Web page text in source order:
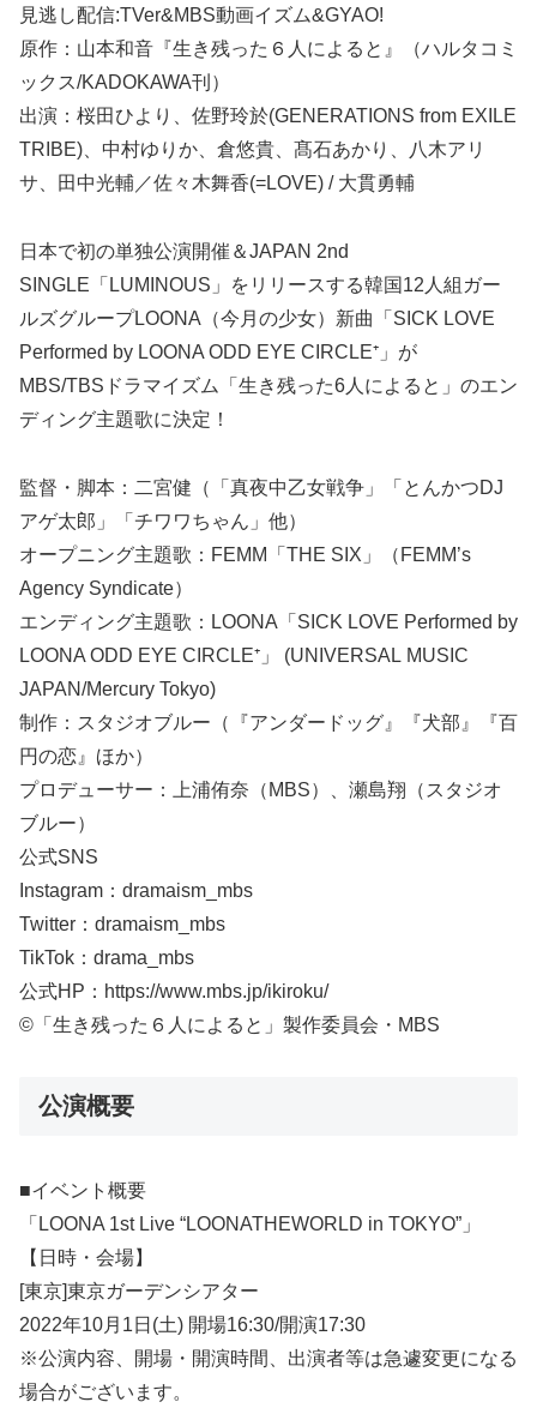
見逃し配信:TVer&MBS動画イズム&GYAO!
原作：山本和音『生き残った６人によると』（ハルタコミ
ックス/KADOKAWA刊）
出演：桜田ひより、佐野玲於(GENERATIONS from EXILE
TRIBE)、中村ゆりか、倉悠貴、髙石あかり、八木アリ
サ、田中光輔／佐々木舞香(=LOVE) / 大貫勇輔
日本で初の単独公演開催＆JAPAN 2nd
SINGLE「LUMINOUS」をリリースする韓国12人組ガー
ルズグループLOONA（今月の少女）新曲「SICK LOVE
Performed by LOONA ODD EYE CIRCLE⁺」が
MBS/TBSドラマイズム「生き残った6人によると」のエン
ディング主題歌に決定！
監督・脚本：二宮健（「真夜中乙女戦争」「とんかつDJ
アゲ太郎」「チワワちゃん」他）
オープニング主題歌：FEMM「THE SIX」（FEMM’s
Agency Syndicate）
エンディング主題歌：LOONA「SICK LOVE Performed by
LOONA ODD EYE CIRCLE⁺」 (UNIVERSAL MUSIC
JAPAN/Mercury Tokyo)
制作：スタジオブルー（『アンダードッグ』『犬部』『百
円の恋』ほか）
プロデューサー：上浦侑奈（MBS）、瀬島翔（スタジオ
ブルー）
公式SNS
Instagram：dramaism_mbs
Twitter：dramaism_mbs
TikTok：drama_mbs
公式HP：https://www.mbs.jp/ikiroku/
©「生き残った６人によると」製作委員会・MBS
公演概要
■イベント概要
「LOONA 1st Live “LOONATHEWORLD in TOKYO”」
【日時・会場】
[東京]東京ガーデンシアター
2022年10月1日(土) 開場16:30/開演17:30
※公演内容、開場・開演時間、出演者等は急遽変更になる
場合がございます。